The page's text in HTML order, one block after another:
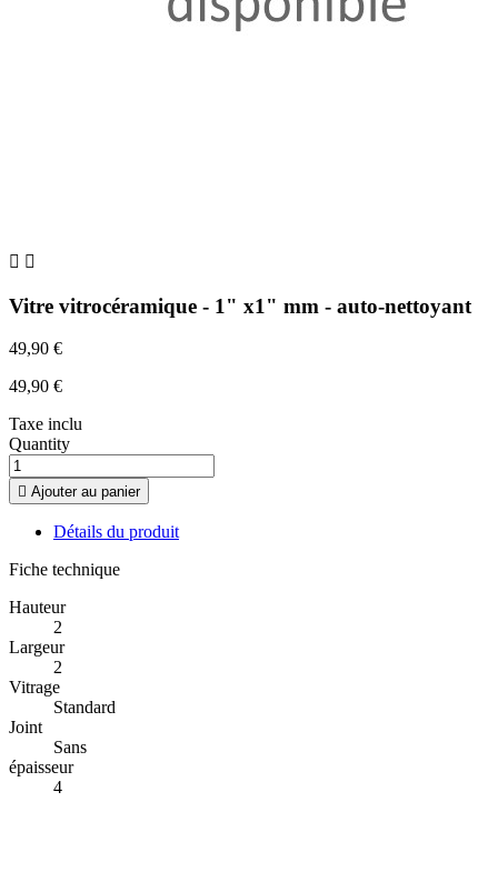
 
Vitre vitrocéramique - 1" x1" mm - auto-nettoyant
49,90 €
49,90 €
Taxe inclu
Quantity
 Ajouter au panier
Détails du produit
Fiche technique
Hauteur
2
Largeur
2
Vitrage
Standard
Joint
Sans
épaisseur
4